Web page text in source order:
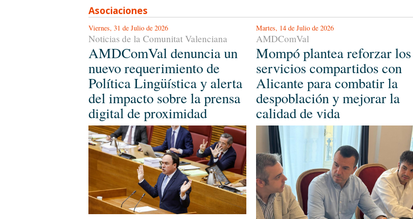
Asociaciones
Viernes, 31 de Julio de 2026
Noticias de la Comunitat Valenciana
AMDComVal denuncia un
nuevo requerimiento de
Política Lingüística y alerta
del impacto sobre la prensa
digital de proximidad
Martes, 14 de Julio de 2026
AMDComVal
Mompó plantea reforzar los
servicios compartidos con
Alicante para combatir la
despoblación y mejorar la
calidad de vida